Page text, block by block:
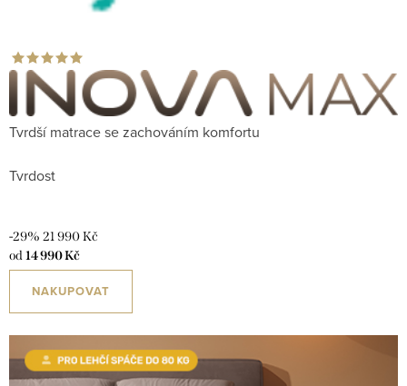
Tvrdší matrace se zachováním komfortu
Tvrdost
-29% 21 990 Kč
od14 990 Kč
NAKUPOVAT